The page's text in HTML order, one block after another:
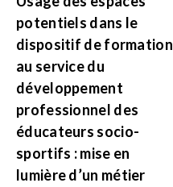
potentiels dans le
dispositif de formation
au service du
développement
professionnel des
éducateurs socio-
sportifs : mise en
lumière d’un métier